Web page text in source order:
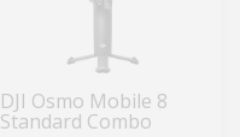
DJI Osmo Mobile 8
Standard Combo